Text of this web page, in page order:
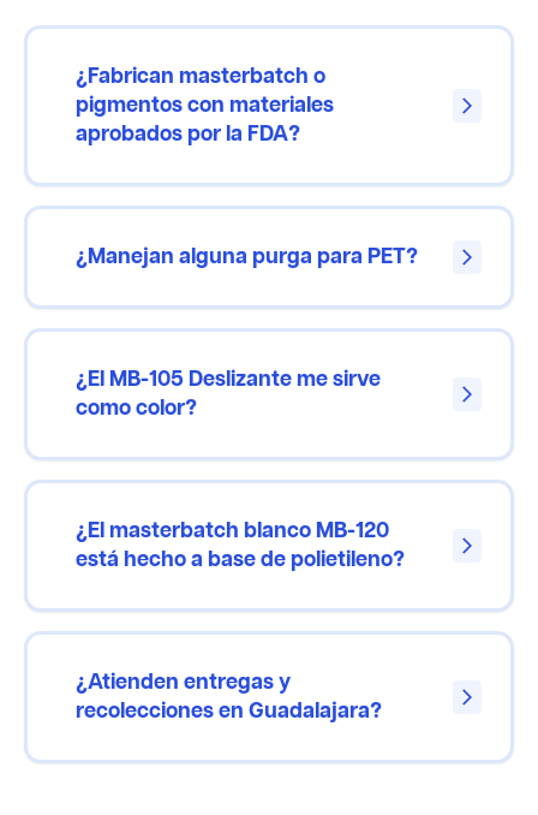
¿Fabrican masterbatch o
pigmentos con materiales
aprobados por la FDA?
arrow_forward_ios
¿Manejan alguna purga para PET? arrow_forward_ios
¿El MB-105 Deslizante me sirve
como color?
arrow_forward_ios
¿El masterbatch blanco MB-120
está hecho a base de polietileno?
arrow_forward_ios
¿Atienden entregas y
recolecciones en Guadalajara?
arrow_forward_ios